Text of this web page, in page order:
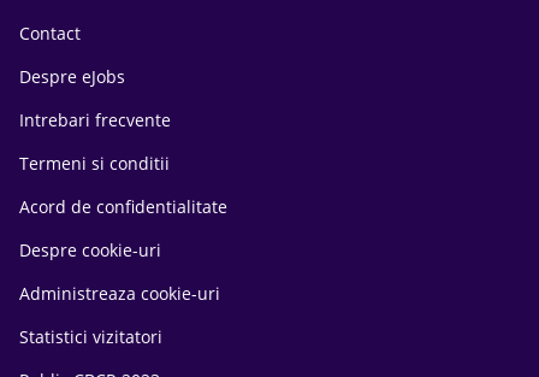
Contact
Despre eJobs
Intrebari frecvente
Termeni si conditii
Acord de confidentialitate
Despre cookie-uri
Administreaza cookie-uri
Statistici vizitatori